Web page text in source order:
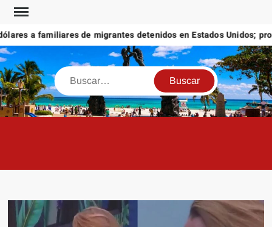
Saltar
contenido
a familiares de migrantes detenidos en Estados Unidos;
Buscar